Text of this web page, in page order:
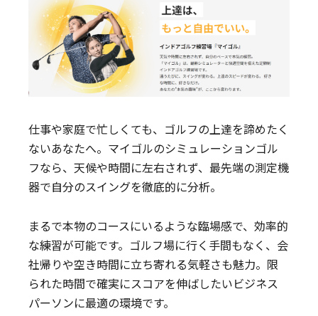
仕事や家庭で忙しくても、ゴルフの上達を諦めたく
ないあなたへ。マイゴルのシミュレーションゴル
フなら、天候や時間に左右されず、最先端の測定機
器で自分のスイングを徹底的に分析。
まるで本物のコースにいるような臨場感で、効率的
な練習が可能です。ゴルフ場に行く手間もなく、会
社帰りや空き時間に立ち寄れる気軽さも魅力。限
られた時間で確実にスコアを伸ばしたいビジネス
パーソンに最適の環境です。